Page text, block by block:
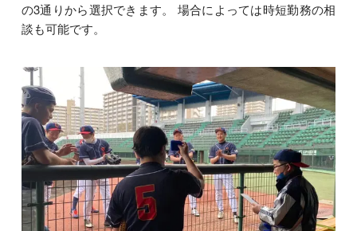
の3通りから選択できます。 場合によっては時短勤務の相
談も可能です。